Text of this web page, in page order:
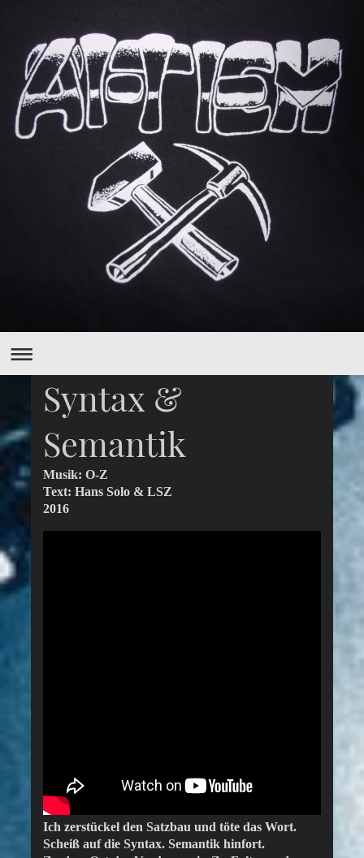
Syntax &
Semantik
Musik: O-Z
Text: Hans Solo & LSZ
2016
Ich zerstückel den Satzbau und töte das Wort.
Scheiß auf die Syntax. Semantik hinfort.